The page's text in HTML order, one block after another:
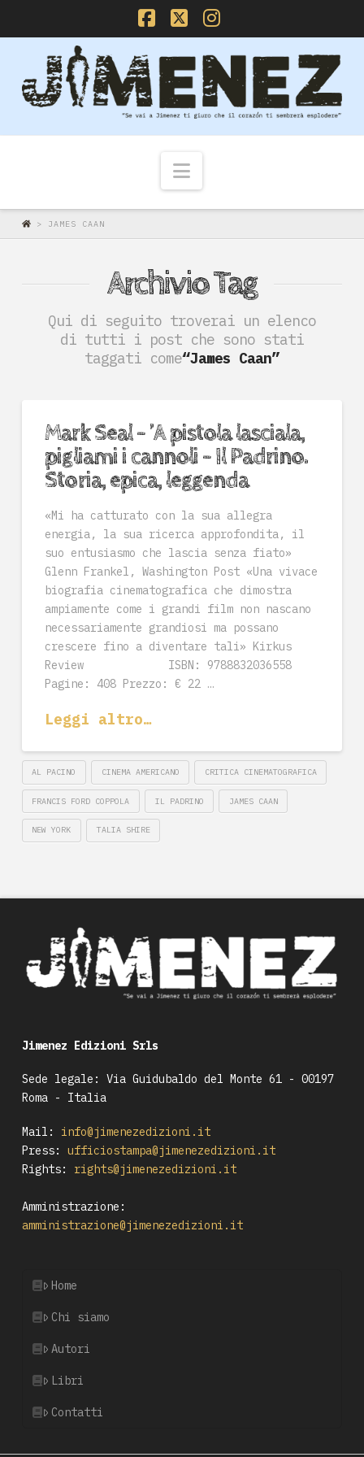
Facebook
X Instagram
Navigazione
> JAMES CAAN
Archivio Tag
Qui di seguito troverai un elenco
di tutti i post che sono stati
taggati come“James Caan”
Mark Seal – ’A pistola lasciala,
pigliami i cannoli – Il Padrino.
Storia, epica, leggenda
«Mi ha catturato con la sua allegra
energia, la sua ricerca approfondita, il
suo entusiasmo che lascia senza fiato»
Glenn Frankel, Washington Post «Una vivace
biografia cinematografica che dimostra
ampiamente come i grandi film non nascano
necessariamente grandiosi ma possano
crescere fino a diventare tali» Kirkus
Review ISBN: 9788832036558
Pagine: 408 Prezzo: € 22 …
Leggi altro…
AL PACINO CINEMA AMERICANO CRITICA CINEMATOGRAFICA
FRANCIS FORD COPPOLA IL PADRINO JAMES CAAN
NEW YORK TALIA SHIRE
Jimenez Edizioni Srls
Sede legale: Via Guidubaldo del Monte 61 - 00197
Roma - Italia
Mail:
info@jimenezedizioni.it
Press:
ufficiostampa@jimenezedizioni.it
Rights:
rights@jimenezedizioni.it
Amministrazione:
amministrazione@jimenezedizioni.it
Home
Chi siamo
Autori
Libri
Contatti